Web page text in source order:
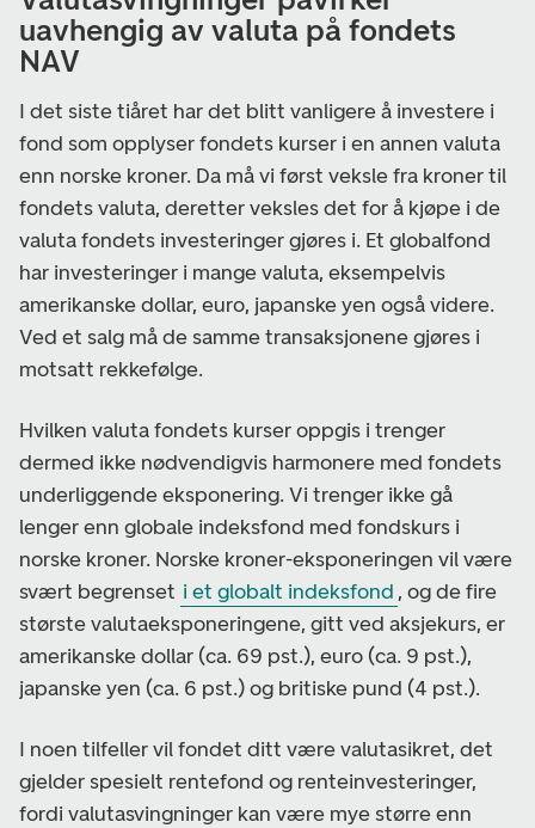
uavhengig av valuta på fondets
NAV
I det siste tiåret har det blitt vanligere å investere i
fond som opplyser fondets kurser i en annen valuta
enn norske kroner. Da må vi først veksle fra kroner til
fondets valuta, deretter veksles det for å kjøpe i de
valuta fondets investeringer gjøres i. Et globalfond
har investeringer i mange valuta, eksempelvis
amerikanske dollar, euro, japanske yen også videre.
Ved et salg må de samme transaksjonene gjøres i
motsatt rekkefølge.
Hvilken valuta fondets kurser oppgis i trenger
dermed ikke nødvendigvis harmonere med fondets
underliggende eksponering. Vi trenger ikke gå
lenger enn globale indeksfond med fondskurs i
norske kroner. Norske kroner-eksponeringen vil være
svært begrenset i et globalt indeksfond , og de fire
største valutaeksponeringene, gitt ved aksjekurs, er
amerikanske dollar (ca. 69 pst.), euro (ca. 9 pst.),
japanske yen (ca. 6 pst.) og britiske pund (4 pst.).
I noen tilfeller vil fondet ditt være valutasikret, det
gjelder spesielt rentefond og renteinvesteringer,
fordi valutasvingninger kan være mye større enn